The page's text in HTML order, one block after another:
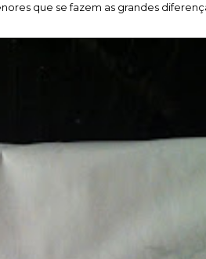
que se fazem as grandes